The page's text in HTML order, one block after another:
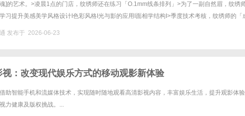
]的艺术。>凌晨1点的门店，纹绣师还在练习「O.1mm线条排列」>为了一副自然眉，纹绣
习提升美感美学风格设计I色彩风格I光与影的应用I面相学结构I>季度技术考核，纹绣师的「
发布于 2026-06-23
视：改变现代娱乐方式的移动观影新体验
助智能手机和流媒体技术，实现随时随地观看高清影视内容，丰富娱乐生活，提升观影体验
力健康及版权挑战。...